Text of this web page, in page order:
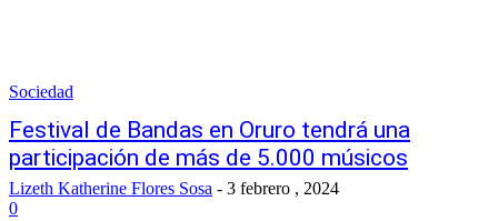
Sociedad
Festival de Bandas en Oruro tendrá una
participación de más de 5.000 músicos
Lizeth Katherine Flores Sosa - 3 febrero , 2024
0